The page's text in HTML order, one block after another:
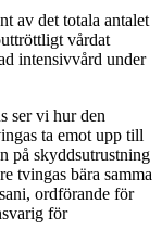
av det totala antalet
vårdat
intensivvård under
ser vi hur den
ta emot upp till
på skyddsutrustning
tvingas bära samma
ordförande för
för